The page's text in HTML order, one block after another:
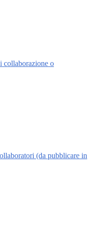
collaborazione o
(da pubblicare in